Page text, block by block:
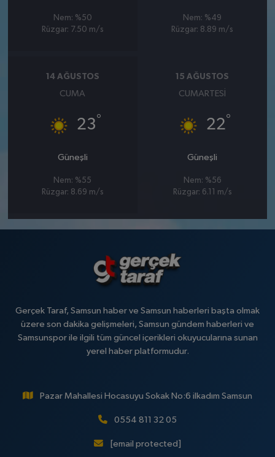
Nem: %50
Rüzgar: 7.50 m/s
Nem: %49
Rüzgar: 8.89 m/s
14 AĞUSTOS
CUMA
23°
Güneşli
Nem: %55
Rüzgar: 8.69 m/s
15 AĞUSTOS
CUMARTESI
22°
Güneşli
Nem: %56
Rüzgar: 6.11 m/s
Gerçek Taraf, Samsun haber ve Samsun haberleri başta olmak
üzere son dakika gelişmeleri, Samsun gündem haberleri ve
Samsunspor ile ilgili tüm güncel içerikleri okuyucularına sunan
yerel haber platformudur.
Pazar Mahallesi Hocasuyu Sokak No:6 ilkadım Samsun
0554 811 32 05
[email protected]